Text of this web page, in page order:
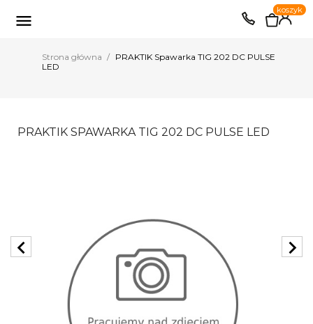
EUR PLN

0
koszyk
Strona główna
PRAKTIK Spawarka TIG 202 DC PULSE
LED
PRAKTIK SPAWARKA TIG 202 DC PULSE LED
chevron_left chevron_right